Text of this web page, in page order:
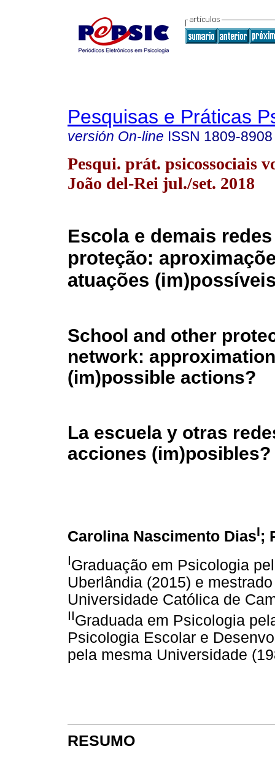
Pesquisas e Práticas
versión On-line ISSN 1809-8908
Pesqui. prát. psicossociais
João del-Rei jul./set. 2018
Escola e demais
proteção:
atuações
School and other
network:
(im)possible actions?
La escuela y otras
acciones (im)posibles?
Carolina Nascimento DiasI;
IGraduação em Psicologia
Uberlândia (2015) e
Universidade Católica de
IIGraduada em Psicologia
Psicologia Escolar e
pela mesma Universidade
RESUMO